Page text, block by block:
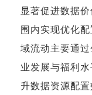
显著促进数据
围内实现优化
域流动主要通
业发展与福利
升数据资源配